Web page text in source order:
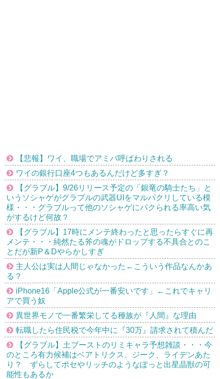
【悲報】ワイ、職場でアミバ呼ばわりされる
ワイの銀行口座4つもあるんだけど多すぎ？
【グラブル】9/26リリース予定の「銀竜の騎士たち」と
いうソシャゲがグラブルの武器UIをマルパクリしている模
様・・・グラブルって他のソシャゲにパクられる率高い気
がするけど何故？
【グラブル】17時にメンテ終わったと思ったらすぐに再
メンテ・・・純然たる斧の魂がドロップする不具合とのこ
とだが新P＆Dやらかしすぎ
主人公は実は人間じゃなかった←こういう作品なんかあ
る？
iPhone16「Apple公式が一番安いです」←これでキャリ
アで買う奴
異世界モノで一番繁栄してる種族が『人間』な理由
転職したら住民税で今年中に『30万』請求されて積んだ
【グラブル】土ブーストのリミキャラ予想雑談・・・今
のところ有力候補はベアトリクス、ジーク、ライデンあた
り？ ずらしてポセやリッチのようなぽっと出星晶獣の可
能性もあるか